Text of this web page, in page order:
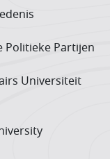
Partijen
Universiteit